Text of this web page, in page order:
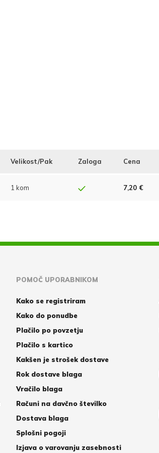
Velikost/Pak Zaloga Cena
1 kom 7,20 €
POMOČ UPORABNIKOM
Kako se registriram
Kako do ponudbe
Plačilo po povzetju
Plačilo s kartico
Kakšen je strošek dostave
Rok dostave blaga
Vračilo blaga
Računi na davčno številko
Dostava blaga
Splošni pogoji
Izjava o varovanju zasebnosti